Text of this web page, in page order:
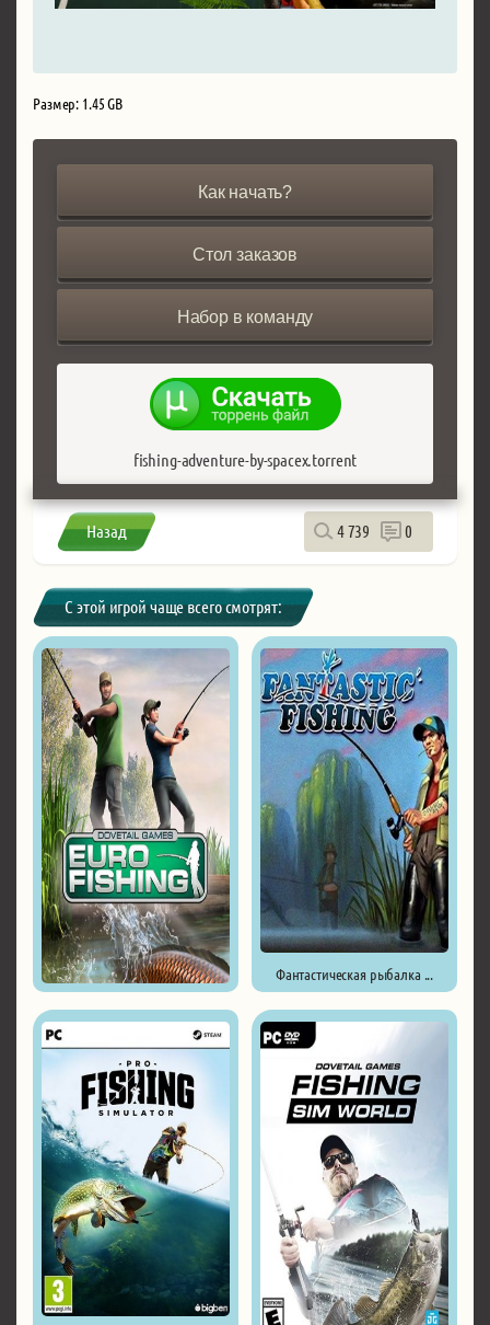
Размер: 1.45 GB
Как начать?
Стол заказов
Набор в команду
fishing-adventure-by-spacex.torrent
Назад 4 739 0
С этой игрой чаще всего смотрят:
Фантастическая рыбалка ...